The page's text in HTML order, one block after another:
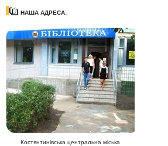
НАША АДРЕСА:
Костянтинівська центральна міська